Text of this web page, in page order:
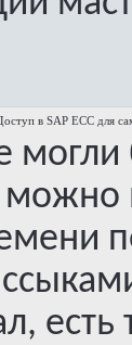
в SAP ECC для
есть